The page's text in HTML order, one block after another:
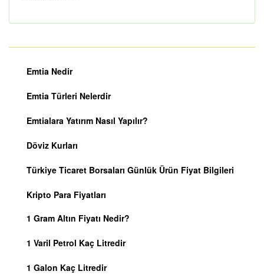
Emtia Nedir
Emtia Türleri Nelerdir
Emtialara Yatırım Nasıl Yapılır?
Döviz Kurları
Türkiye Ticaret Borsaları Günlük Ürün Fiyat Bilgileri
Kripto Para Fiyatları
1 Gram Altın Fiyatı Nedir?
1 Varil Petrol Kaç Litredir
1 Galon Kaç Litredir